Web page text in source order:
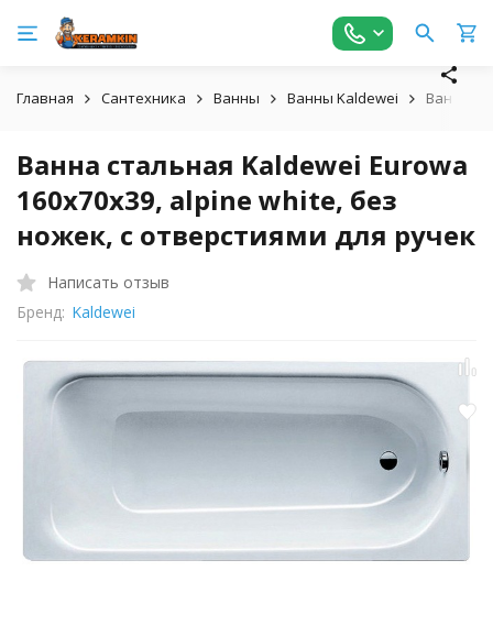
Главная Сантехника Ванны Ванны Kaldewei Ванна
Ванна стальная Kaldewei Eurowa
160х70х39, alpine white, без
ножек, с отверстиями для ручек
Написать отзыв
Бренд: Kaldewei